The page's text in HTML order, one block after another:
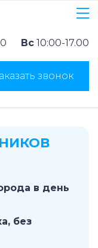
Вс 10:00-17.00
звонок
в день
без